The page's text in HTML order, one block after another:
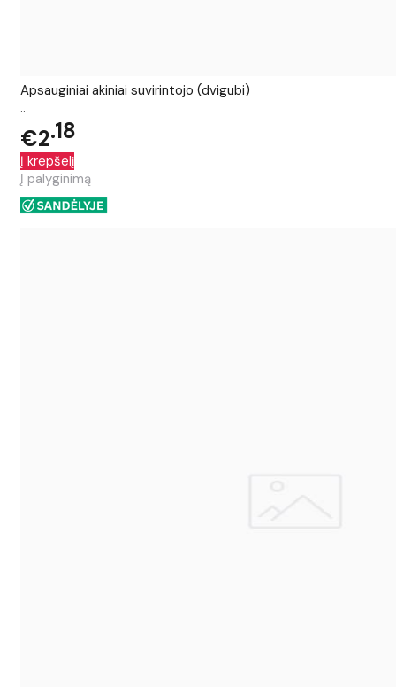
Apsauginiai akiniai suvirintojo (dvigubi)
..
€2 18
Į krepšelį
Į palyginimą